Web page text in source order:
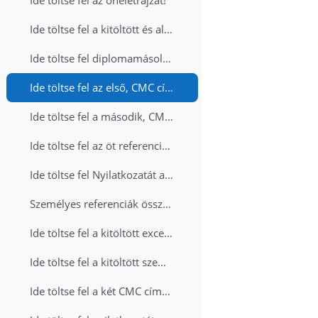
Ide töltse fel a kitöltött és aláírt CMC jelentkezési lapját!
Ide töltse fel diplomamásolatait!
Ide töltse fel az első, CMC címmel rendelkező, tanácsadó ajánlását!
Ide töltse fel a második, CMC címmel rendelkező, tanácsadó ajánlását!
Ide töltse fel az öt referencia-projekt részletes (projektenként 1-1,5 oldal) leírásait!
Ide töltse fel Nyilatkozatát az elmúlt 12 hónapban teljesített képzésekről!
Személyes referenciák összefoglaló táblázata (xls)
Ide töltse fel a kitöltött excel táblát!
Ide töltse fel a kitöltött személyes referencia-táblázatot (xls)!
Ide töltse fel a két CMC címmel rendelkező tanácsadó ajánlását!